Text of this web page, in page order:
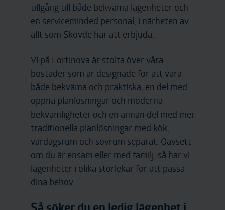
tillgång till både bekväma lägenheter och
en serviceminded personal, i närheten av
allt som Skövde har att erbjuda.
Vi på Fortinova är stolta över våra
bostäder som är designade för att vara
både bekväma och praktiska, en del med
öppna planlösningar och moderna
bekvämligheter och en annan del med mer
traditionella planlösningar med kök,
vardagsrum och sovrum separat. Oavsett
om du är ensam eller med familj, så har vi
lägenheter i olika storlekar för att passa
dina behov.